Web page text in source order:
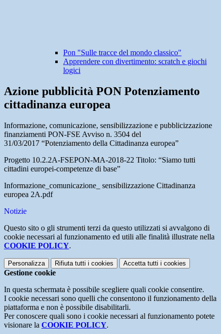
Pon "Sulle tracce del mondo classico"
Apprendere con divertimento: scratch e giochi
logici
Azione pubblicità PON Potenziamento
cittadinanza europea
Informazione, comunicazione, sensibilizzazione e pubblicizzazione
finanziamenti PON-FSE Avviso n. 3504 del
31/03/2017 “Potenziamento della Cittadinanza europea”
Progetto 10.2.2A-FSEPON-MA-2018-22 Titolo: “Siamo tutti
cittadini europei-competenze di base”
Informazione_comunicazione_ sensibilizzazione Cittadinanza
europea 2A.pdf
Notizie
Questo sito o gli strumenti terzi da questo utilizzati si avvalgono di
cookie necessari al funzionamento ed utili alle finalità illustrate nella
COOKIE POLICY.
Personalizza Rifiuta tutti i cookies Accetta tutti i cookies
Gestione cookie
In questa schermata è possibile scegliere quali cookie consentire.
I cookie necessari sono quelli che consentono il funzionamento della
piattaforma e non è possibile disabilitarli.
Per conoscere quali sono i cookie necessari al funzionamento potete
visionare la COOKIE POLICY.